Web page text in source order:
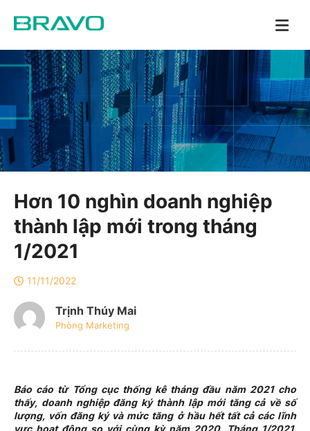
Hơn 10 nghìn doanh nghiệp
thành lập mới trong tháng
1/2021
11/11/2022
Trịnh Thúy Mai
Phòng Marketing
Báo cáo từ Tổng cục thống kê tháng đầu năm 2021 cho
thấy, doanh nghiệp đăng ký thành lập mới tăng cả về số
lượng, vốn đăng ký và mức tăng ở hầu hết tất cả các lĩnh
vực hoạt động so với cùng kỳ năm 2020. Tháng 1/2021,